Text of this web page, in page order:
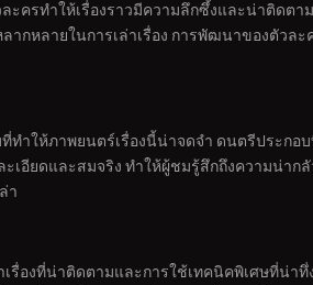
ะครทำให้เรื่องราวมีความลึกซึ้งและน่าติด
กหลายในการเล่าเรื่อง การพัฒนาของตัว
ที่ทำให้ภาพยนตร์เรื่องนี้น่าจดจำ ดนตรีประ
เอียดและสมจริง ทำให้ผู้ชมรู้สึกถึงความน่
า
เรื่องที่น่าติดตามและการใช้เทคนิคพิเศษที่น่